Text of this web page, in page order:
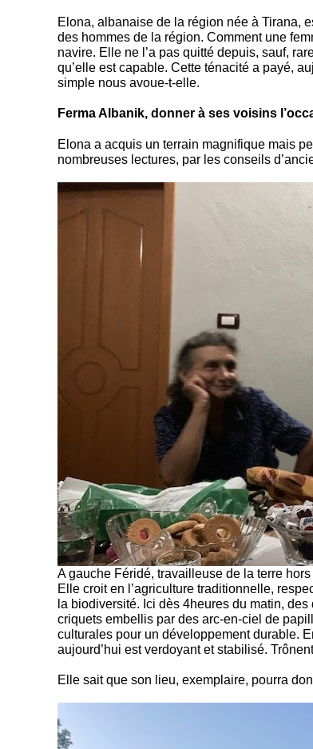
Elona, albanaise de la région née à Tirana,
des hommes de la région. Comment une
navire. Elle ne l’a pas quitté depuis, sauf,
qu’elle est capable. Cette ténacité a payé,
simple nous avoue-t-elle.
Ferma Albanik, donner à ses voisins
Elona a acquis un terrain magnifique mais
nombreuses lectures, par les conseils
A gauche Féridé, travailleuse de la terre
Elle croit en l’agriculture traditionnelle,
la biodiversité. Ici dès 4heures du matin,
criquets embellis par des arc-en-ciel de
culturales pour un développement durable.
aujourd’hui est verdoyant et stabilisé.
Elle sait que son lieu, exemplaire, pourra